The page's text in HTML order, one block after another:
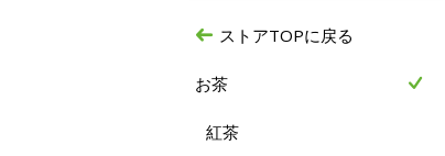
ストアTOPに戻る
お茶
紅茶